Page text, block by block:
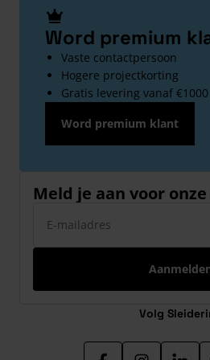
Word premium
Vaste contactpersoon
Hogere projectkorting
Gratis levering vanaf €1000
Word premium klant
Meld je aan voor
Volg